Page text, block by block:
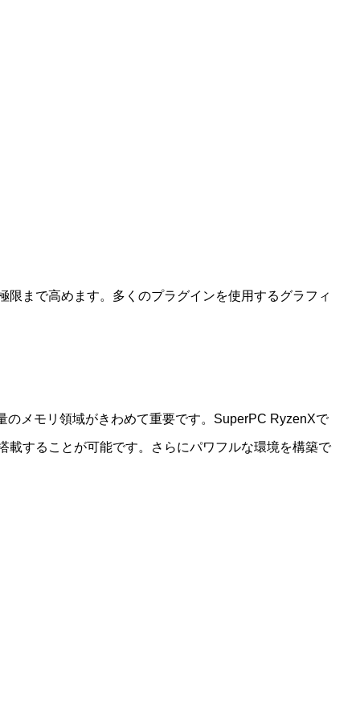
まで高めます。多くのプラグインを使用するグラフィ
メモリ領域がきわめて重要です。SuperPC RyzenXで
することが可能です。さらにパワフルな環境を構築で